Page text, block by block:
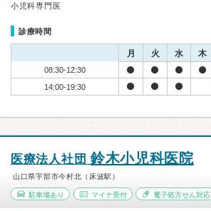
小児科専門医
診療時間
月 火 水 木
08:30-12:30
14:00-19:30
医療法人社団 鈴木小児科医院
山口県宇部市今村北（床波駅）
駐車場あり マイナ受付 電子処方せん対応